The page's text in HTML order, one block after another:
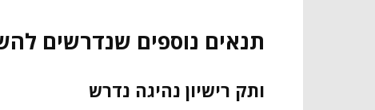
תנאים נוספים שנדרשים
ותק רישיון נהיגה נדרש